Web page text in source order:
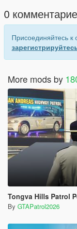
0
Присоединяйтесь
More mods by
Tongva Hills Patrol
By GTAPatrol2026